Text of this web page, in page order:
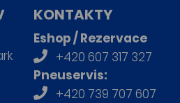
KONTAKTY
Eshop / Rezervace
+420 607 317 327
Pneuservis:
+420 739 707 607